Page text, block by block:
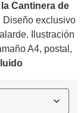
la Cantinera de
Diseño exclusivo
Ilustración
A4, postal,